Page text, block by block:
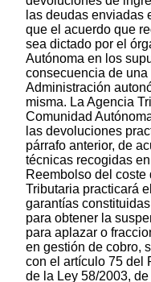
las deudas enviadas
que el acuerdo que
sea dictado por el
Autónoma en los
consecuencia de
Administración
misma. La Agencia
Comunidad
las devoluciones
párrafo anterior, de
técnicas recogidas
Reembolso del coste
Tributaria practicará
garantías
para obtener la
para aplazar o
en gestión de cobro,
con el artículo 75 del
de la Ley 58/2003,